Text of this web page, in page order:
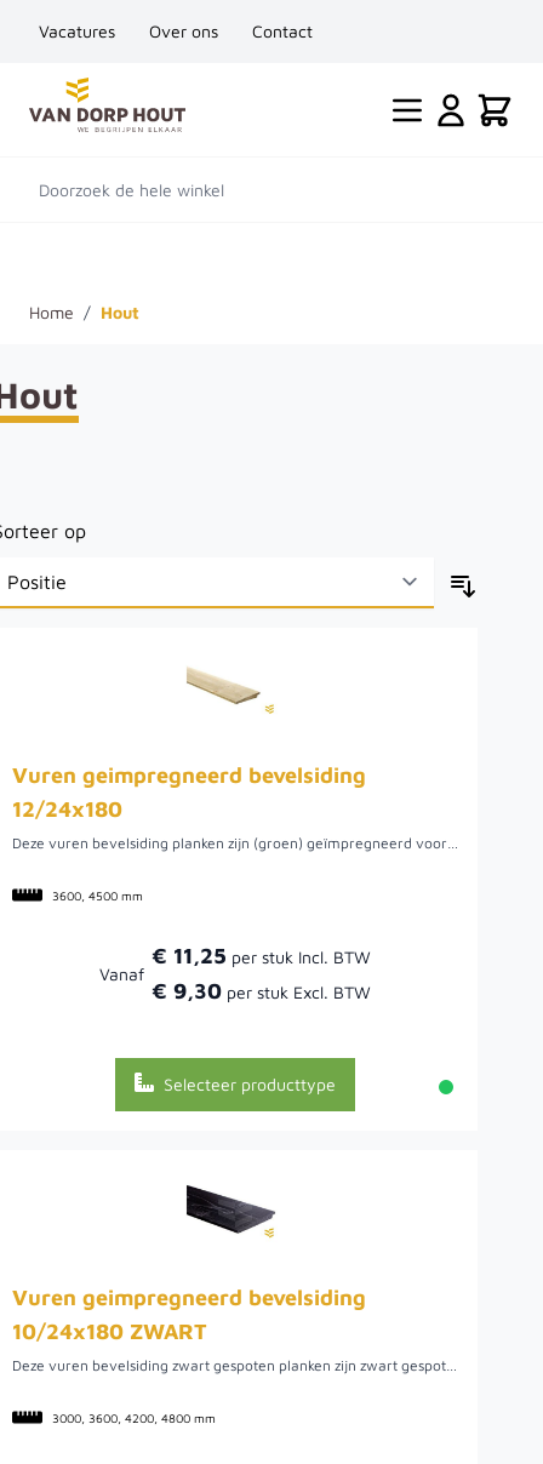
Vacatures Over ons Contact
Ga naar de inhoud
Cart
Doorzoek de hele winkel
Home / Hout
op
Vuren geimpregneerd bevelsiding
12/24x180
Deze vuren bevelsiding planken zijn (groen) geïmpregneerd voor een langere levensduur. De werkende breedte is 170 millimeter. Dit is de berekeningsmaat. De dikte varieert van 12 tot 30 millimeter. De planken hebben een robuuste uitstraling. Vurenhout komt van de fijnspar en is in Nederland de meest gebruikte naaldhoutsoort. Het is makkelijk bewerkbaar hout en relatief goedkoop. Vuren is niet een heel duurzaam soort hout, maar is wel een relatief makkelijk te impregneren, verven, beitsen en af te lakken houtsoort wat het weer erg eenvoudig bewerkbaar maakt. Uiteraard kunnen we planken voor u op maat zagen als de gewenste maat er niet tussen staat.
3600, 4500 mm
Vanaf
€ 11,25
€ 9,30
Selecteer producttype
Vuren geimpregneerd bevelsiding
10/24x180 ZWART
Deze vuren bevelsiding zwart gespoten planken zijn zwart gespoten zweeds rabat oftewel potdekselplank. Dit vuren rabat heeft een geïmpregneerd onderlaag voor een langere levensduur en is vervolgens zwart gespoten. De werkende breedte is 180 millimeter. Dit is de berekeningsmaat. Een voordeel van deze planken is dat ze zwart gespoten zijn en niet gedompeld. Er zitten relatief weinig kwasten en noesten en de planken zijn geschikt voor bijvoorbeeld een schutting of om wanden voor een overkapping van te maken.
3000, 3600, 4200, 4800 mm